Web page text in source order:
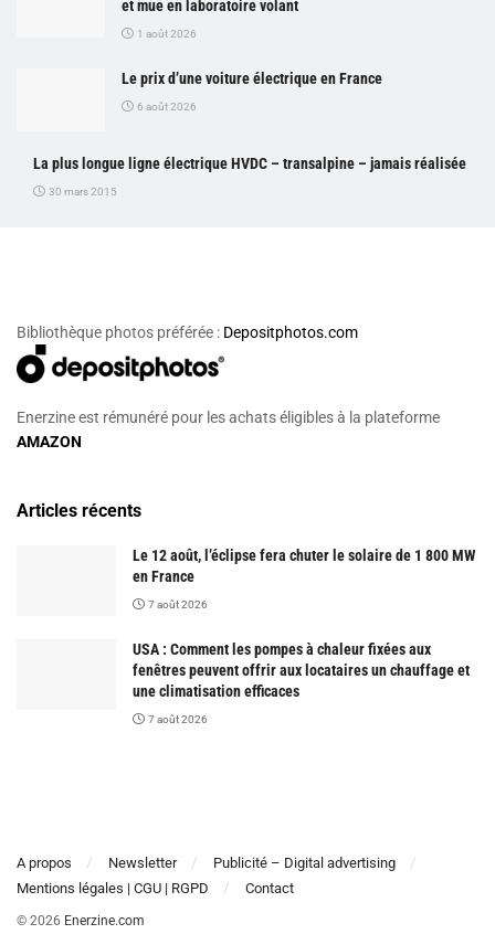
et mue en laboratoire volant
1 août 2026
Le prix d’une voiture électrique en France
6 août 2026
La plus longue ligne électrique HVDC – transalpine – jamais réalisée
30 mars 2015
Bibliothèque photos préférée : Depositphotos.com
Enerzine est rémunéré pour les achats éligibles à la plateforme
AMAZON
Articles récents
Le 12 août, l’éclipse fera chuter le solaire de 1 800 MW
en France
7 août 2026
USA : Comment les pompes à chaleur fixées aux
fenêtres peuvent offrir aux locataires un chauffage et
une climatisation efficaces
7 août 2026
A propos Newsletter
Publicité – Digital advertising
Mentions légales | CGU | RGPD
Contact
© 2026 Enerzine.com